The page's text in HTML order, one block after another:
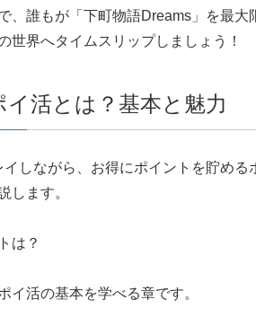
、誰もが「下町物語Dreams」を最大
世界へタイムスリップしましょう！
活とは？基本と魅力
しながら、お得にポイントを貯める
します。
は？
イ活の基本を学べる章です。